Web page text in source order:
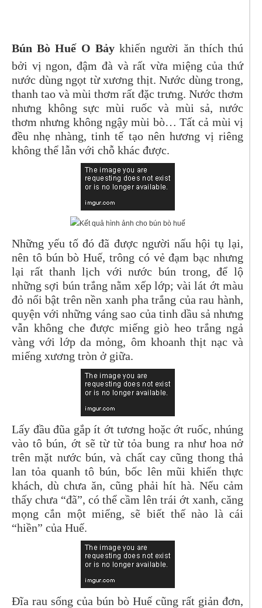
Bún Bò Huế O Bảykhiến người ăn thích thú
bởi vị ngon, đậm đà và rất vừa miệng của thứ
nước dùng ngọt từ xương thịt. Nước dùng trong,
thanh tao và mùi thơm rất đặc trưng. Nước thơm
nhưng không sực mùi ruốc và mùi sả, nước
thơm nhưng không ngậy mùi bò… Tất cả mùi vị
đều nhẹ nhàng, tinh tế tạo nên hương vị riêng
không thể lẫn với chỗ khác được.
Những yếu tố đó đã được người nấu hội tụ lại,
nên tô bún bò Huế, trông có vẻ đạm bạc nhưng
lại rất thanh lịch với nước bún trong, để lộ
những sợi bún trắng nằm xếp lớp; vài lát ớt màu
đỏ nổi bật trên nền xanh pha trắng của rau hành,
quyện với những váng sao của tinh dầu sả nhưng
vẫn không che được miếng giò heo trắng ngả
vàng với lớp da mỏng, ôm khoanh thịt nạc và
miếng xương tròn ở giữa.
Lấy đầu đũa gắp ít ớt tương hoặc ớt ruốc, nhúng
vào tô bún, ớt sẽ từ từ tỏa bung ra như hoa nở
trên mặt nước bún, và chất cay cũng thong thả
lan tỏa quanh tô bún, bốc lên mũi khiến thực
khách, dù chưa ăn, cũng phải hít hà. Nếu cảm
thấy chưa “đã”, có thể cầm lên trái ớt xanh, căng
mọng cắn một miếng, sẽ biết thế nào là cái
“hiền” của Huế.
Đĩa rau sống của bún bò Huế cũng rất giản đơn,